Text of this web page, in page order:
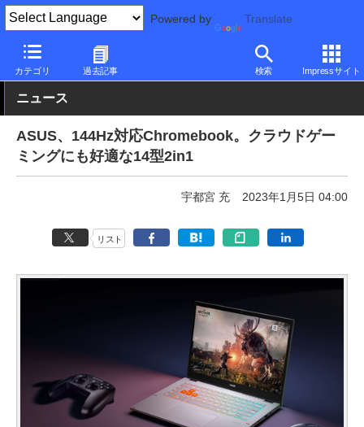
Powered by Translate
カテゴリ 過去記事 検索 Impressサイト
PC Watch イベント
ニュース
ASUS、144Hz対応Chromebook。クラウドゲー
ミングにも好適な14型2in1
宇都宮 充 2023年1月5日 04:00
リスト